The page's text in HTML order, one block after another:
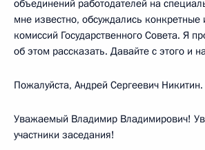
объединений работодателей на
мне известно, обсуждались конкретные
комиссий Государственного Совета. Я
об этом рассказать. Давайте с этого и
Пожалуйста, Андрей Сергеевич Никитин.
Уважаемый Владимир Владимирович!
участники заседания!